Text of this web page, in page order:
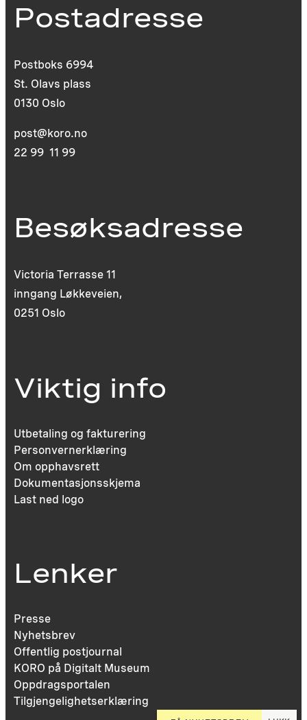
Postadresse
Postboks 6994
St. Olavs plass
0130 Oslo
post@koro.no
22 99 11 99
Besøksadresse
Victoria Terrasse 11
inngang Løkkeveien,
0251 Oslo
Viktig info
Utbetaling og fakturering
Personvernerklæring
Om opphavsrett
Dokumentasjonsskjema
Last ned logo
Lenker
Presse
Nyhetsbrev
Offentlig postjournal
KORO på Digitalt Museum
Oppdragsportalen
Tilgjengelighetserklæring